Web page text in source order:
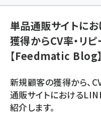
seo (3524)
youtube (2431)
note (2312)
単品通販サイトに
獲得からCV率・リ
【Feedmatic Blog】
新規顧客の獲得から、
通販サイトにおける
紹介します。